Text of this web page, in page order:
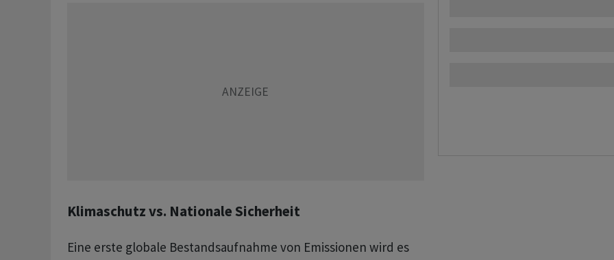
Klimaschutz vs. Nationale Sicherheit
Eine erste globale Bestandsaufnahme von Emissionen wird es